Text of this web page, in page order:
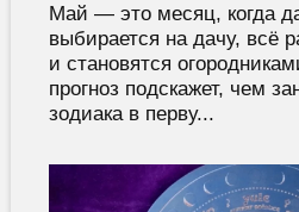
Май — это месяц, когда
выбирается на дачу, всё
и становятся
прогноз подскажет, чем
зодиака в перву...